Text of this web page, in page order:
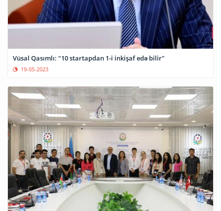
Vüsal Qasımlı: "10 startapdan 1-i inkişaf edə bilir"
19-05-2023